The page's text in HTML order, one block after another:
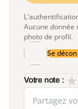
Aucune
photo de profil.
Se
Votre note : ★